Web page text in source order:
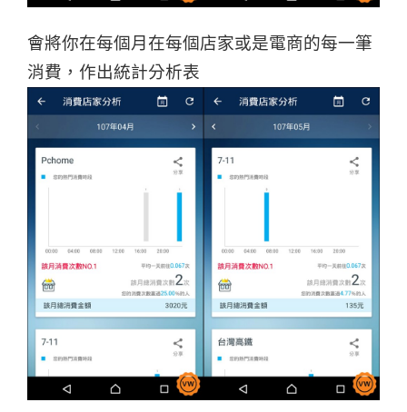
會將你在每個月在每個店家或是電商的每一筆
消費，作出統計分析表